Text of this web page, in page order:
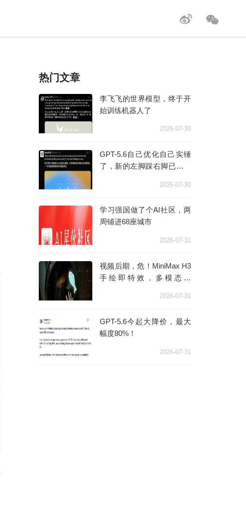
热门文章
李飞飞的世界模型，终于开
始训练机器人了
2026-07-30
GPT-5.6自己优化自己实锤
了，新的左脚踩右脚已经出
2026-07-30
学习强国做了个AI社区，两
周铺进68座城市
2026-07-31
视频后期，危！MiniMax H3
手绘即特效，多模态的
2026-07-31
GPT-5.6今起大降价，最大
幅度80%！
2026-07-31